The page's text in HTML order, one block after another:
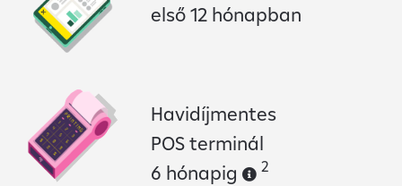
első 12 hónapban
Havidíjmentes
POS terminál
6 hónapig
4M Ft éves
2